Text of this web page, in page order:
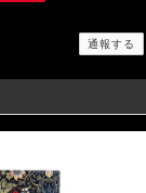
通報する